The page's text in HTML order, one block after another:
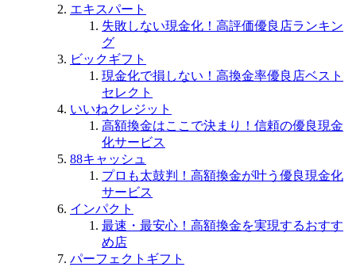
エキスパート
失敗しない現金化！高評価優良店ランキン
グ
ビックギフト
現金化で損しない！高換金率優良店ベスト
セレクト
いいねクレジット
高額換金はここで決まり！信頼の優良現金
化サービス
88キャッシュ
プロも太鼓判！高額換金が叶う優良現金化
サービス
インパクト
最速・最安心！高額換金を実現するおすす
め店
パーフェクトギフト